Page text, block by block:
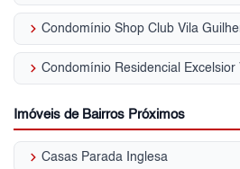
keyboard_arrow_right
keyboard_arrow_right Condomínio Residencial Excelsior
Imóveis de Bairros Próximos
keyboard_arrow_right Casas Parada Inglesa